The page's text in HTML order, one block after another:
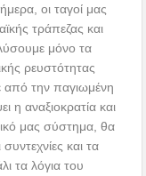
οι ταγοί μας
τράπεζας και
μόνο τα
ρευστότητας
από την παγιωμένη
η αναξιοκρατία και
μας σύστημα, θα
και τα
τα λόγια του